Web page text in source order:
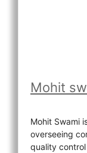
Mohit
Mohit Swami
overseeing
quality